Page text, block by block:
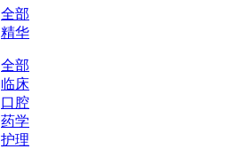
全部
精华
全部
临床
口腔
药学
护理